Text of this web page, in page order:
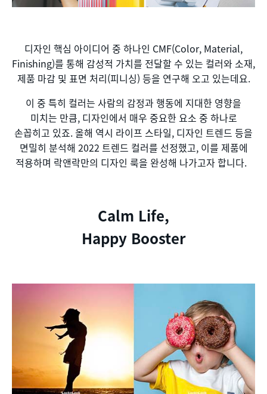
디자인 핵심 아이디어 중 하나인 CMF(Color, Material,
Finishing)를 통해 감성적 가치를 전달할 수 있는 컬러와 소재,
제품 마감 및 표면 처리(피니싱) 등을 연구해 오고 있는데요.
이 중 특히 컬러는 사람의 감정과 행동에 지대한 영향을
미치는 만큼, 디자인에서 매우 중요한 요소 중 하나로
손꼽히고 있죠. 올해 역시 라이프 스타일, 디자인 트렌드 등을
면밀히 분석해 2022 트렌드 컬러를 선정했고, 이를 제품에
적용하며 락앤락만의 디자인 룩을 완성해 나가고자 합니다.
Calm Life,
Happy Booster